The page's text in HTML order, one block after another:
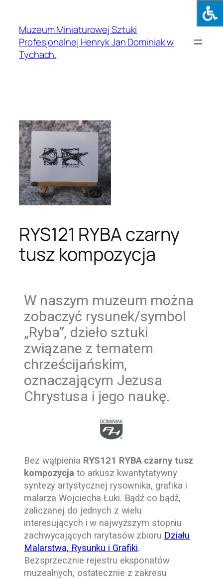
Muzeum Miniaturowej Sztuki
Profesjonalnej Henryk Jan Dominiak w
Tychach.
RYS121 RYBA czarny
tusz kompozycja
W naszym muzeum można
zobaczyć rysunek/symbol
„Ryba”, dzieło sztuki
związane z tematem
chrześcijańskim,
oznaczającym Jezusa
Chrystusa i jego naukę.
Bez wątpienia RYS121 RYBA czarny tusz
kompozycja to arkusz kwantytatywny
syntezy artystycznej rysownika, grafika i
malarza Wojciecha Łuki. Bądź co bądź,
zaliczanej do jednych z wielu
interesujących i w najwyższym stopniu
zachwycających rarytasów zbioru Działu
Malarstwa, Rysunku i Grafiki.
Bezsprzecznie rejestru eksponatów
muzealnych, ostatecznie z zakresu